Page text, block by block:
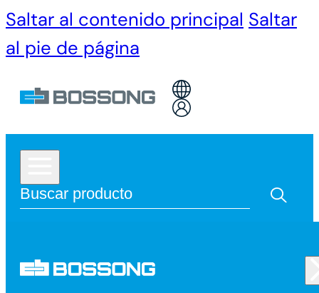
Saltar al contenido principal Saltar
al pie de página